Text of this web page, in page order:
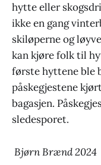
hytte eller
ikke en gang
skiløperne og
kan kjøre folk til
første hyttene ble
påskegjestene
bagasjen.
sledesporet.
Bjørn Brænd 2024